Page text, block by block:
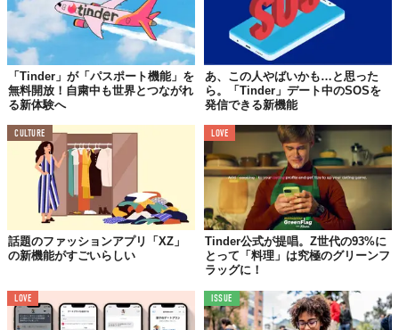
「Tinder」が「パスポート機能」を
無料開放！自粛中も世界とつながれ
る新体験へ
あ、この人やばいかも…と思った
ら。「Tinder」デート中のSOSを
発信できる新機能
CULTURE
話題のファッションアプリ「XZ」
の新機能がすごいらしい
LOVE
Tinder公式が提唱。Z世代の93%に
とって「料理」は究極のグリーンフ
ラッグに！
LOVE ISSUE